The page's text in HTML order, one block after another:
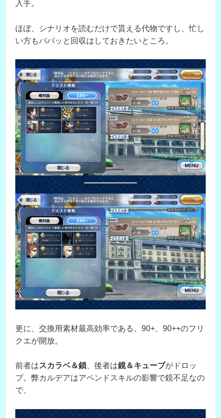
入手。
ほぼ、シナリオを読むだけで貰える代物ですし、忙し
い方もパパッと回収はしておきたいところ。
更に、交換用素材最高効率である、90+、90++のフリ
クエが開放。
前者はスカラベ＆鎖、後者は鏡＆キューブがドロッ
プ。弊カルデアはアペンドスキルの影響で鏡不足なの
で、